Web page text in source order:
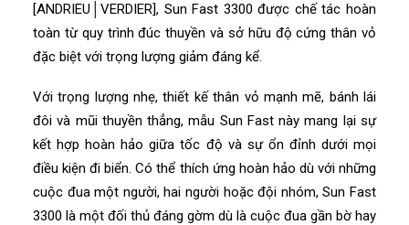
[ANDRIEU│VERDIER], Sun Fast 3300 được chế tác hoàn
toàn từ quy trình đúc thuyền và sở hữu độ cứng thân vỏ
đặc biệt với trọng lượng giảm đáng kể.
Với trọng lượng nhẹ, thiết kế thân vỏ mạnh mẽ, bánh lái
đôi và mũi thuyền thẳng, mẫu Sun Fast này mang lại sự
kết hợp hoàn hảo giữa tốc độ và sự ổn đỉnh dưới mọi
điều kiện đi biển. Có thể thích ứng hoàn hảo dù với những
cuộc đua một người, hai người hoặc đội nhóm, Sun Fast
3300 là một đối thủ đáng gờm dù là cuộc đua gần bờ hay